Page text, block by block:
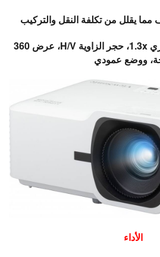
يقلل من تكلفة النقل والتركيب
مرونة التثبيت: تكبير بصري 1.3x، حجر الزاوية H/V، عرض 360
ووضع عمودي
الأداء